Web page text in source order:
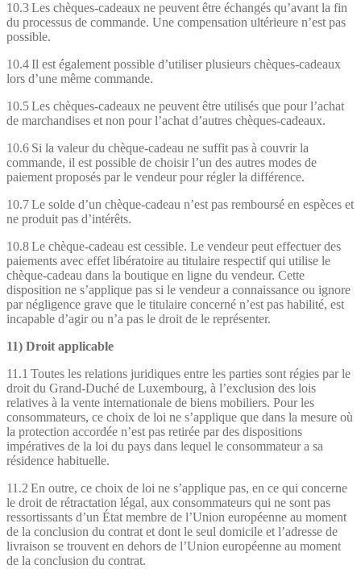
10.3 Les chèques-cadeaux ne peuvent être échangés qu’avant la fin
du processus de commande. Une compensation ultérieure n’est pas
possible.
10.4 Il est également possible d’utiliser plusieurs chèques-cadeaux
lors d’une même commande.
10.5 Les chèques-cadeaux ne peuvent être utilisés que pour l’achat
de marchandises et non pour l’achat d’autres chèques-cadeaux.
10.6 Si la valeur du chèque-cadeau ne suffit pas à couvrir la
commande, il est possible de choisir l’un des autres modes de
paiement proposés par le vendeur pour régler la différence.
10.7 Le solde d’un chèque-cadeau n’est pas remboursé en espèces et
ne produit pas d’intérêts.
10.8 Le chèque-cadeau est cessible. Le vendeur peut effectuer des
paiements avec effet libératoire au titulaire respectif qui utilise le
chèque-cadeau dans la boutique en ligne du vendeur. Cette
disposition ne s’applique pas si le vendeur a connaissance ou ignore
par négligence grave que le titulaire concerné n’est pas habilité, est
incapable d’agir ou n’a pas le droit de le représenter.
11) Droit applicable
11.1 Toutes les relations juridiques entre les parties sont régies par le
droit du Grand-Duché de Luxembourg, à l’exclusion des lois
relatives à la vente internationale de biens mobiliers. Pour les
consommateurs, ce choix de loi ne s’applique que dans la mesure où
la protection accordée n’est pas retirée par des dispositions
impératives de la loi du pays dans lequel le consommateur a sa
résidence habituelle.
11.2 En outre, ce choix de loi ne s’applique pas, en ce qui concerne
le droit de rétractation légal, aux consommateurs qui ne sont pas
ressortissants d’un État membre de l’Union européenne au moment
de la conclusion du contrat et dont le seul domicile et l’adresse de
livraison se trouvent en dehors de l’Union européenne au moment
de la conclusion du contrat.